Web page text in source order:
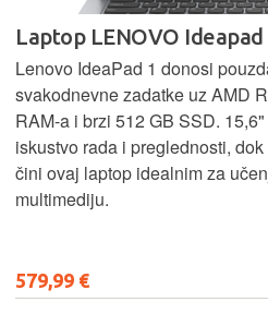
Laptop LENOVO Ideapad
Lenovo IdeaPad 1 donosi
svakodnevne zadatke uz AMD
RAM-a i brzi 512 GB SSD.
iskustvo rada i preglednosti,
čini ovaj laptop idealnim za
multimediju.
579,99 €